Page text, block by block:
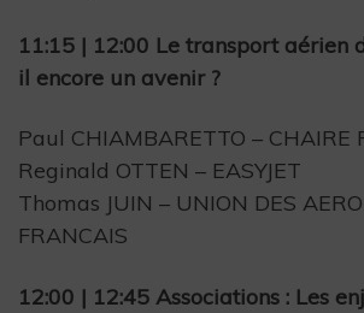
11:15 | 12:00 Le transport aérien
il encore un avenir ?
Paul CHIAMBARETTO – CHAIRE
Reginald OTTEN – EASYJET
Thomas JUIN – UNION DES
FRANCAIS
12:00 | 12:45 Associations : Les